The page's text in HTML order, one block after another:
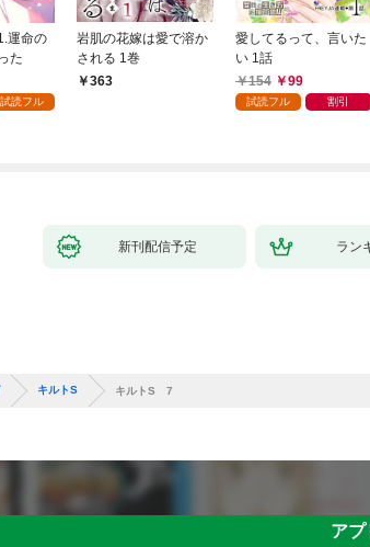
運命の
た
試読フル
岩肌の花嫁は愛で溶か
される 1巻
363
愛してるって、言いた
い 1話
154
99
試読フル 割引
新刊配信予定 ラン
キルトS キルトS 7
アプ